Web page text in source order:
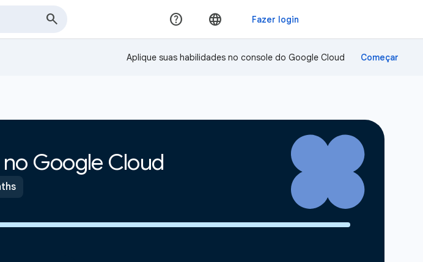
Aplique suas habilidades no console do Google Cloud
Google Cloud